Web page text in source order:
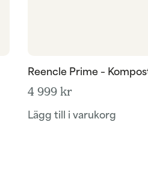
Reencle Prime –
4 999 kr
Lägg till i varukorg